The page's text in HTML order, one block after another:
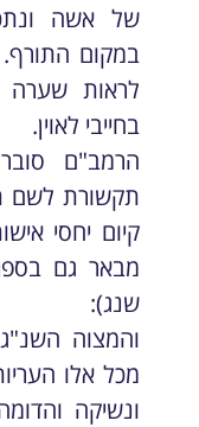
של אשה
במקום התורף.
לראות שערה
בחייבי לאוין.
הרמב"ם
תקשורת לשם
קיום יחסי
מבאר גם
שנג):
והמצוה
מכל אלו
ונשיקה